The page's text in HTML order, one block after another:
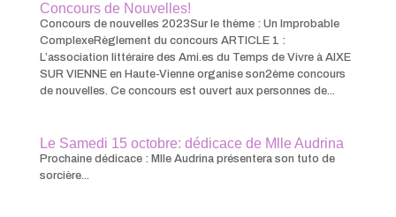
Concours de Nouvelles!
Concours de nouvelles 2023Sur le thème : Un Improbable
ComplexeRèglement du concours ARTICLE 1 :
L’association littéraire des Ami.es du Temps de Vivre à AIXE
SUR VIENNE en Haute-Vienne organise son2ème concours
de nouvelles. Ce concours est ouvert aux personnes de...
Le Samedi 15 octobre: dédicace de Mlle Audrina
Prochaine dédicace : Mlle Audrina présentera son tuto de
sorcière...